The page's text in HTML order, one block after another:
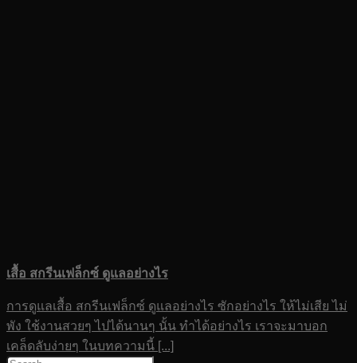
เสื้อ สกรีนเฟล็กซ์ ดูแลอย่างไร
การดูแลเสื้อ สกรีนเฟล็กซ์ ดูแลอย่างไร ซักอย่างไร ให้ไม่เสีย ไม่
พัง ใช้งานสวยๆ ไปได้นานๆ นั้น ทำได้อย่างไร เราจะมาบอก
เคล็ดลับง่ายๆ ในบทความนี้ [...]